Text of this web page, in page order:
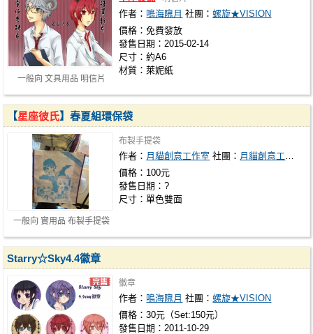
一般向 文具用品 明信片
作者： 鳴海隗月 社團： 螺旋★VISION
價格：免費發放
發售日期：2015-02-14
尺寸：約A6
材質：萊妮紙
一般向 實用品 布製手提袋
【星座彼氏】春夏組環保袋
布製手提袋
作者： 月貓創意工作室 社團： 月貓創意工作室
價格：100元
發售日期：?
尺寸：單色雙面
Starry☆Sky4.4徽章
徽章
作者： 鳴海隗月 社團： 螺旋★VISION
價格：30元（Set:150元）
發售日期：2011-10-29